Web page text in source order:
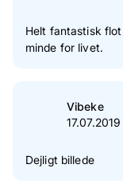
Helt fantastisk
minde for livet.
Vibeke
17.07.2019
Dejligt billede